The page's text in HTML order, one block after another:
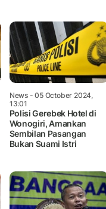
News- 05 October 2024,
13:01
Polisi Gerebek Hotel di
Wonogiri, Amankan
Sembilan Pasangan
Bukan Suami Istri